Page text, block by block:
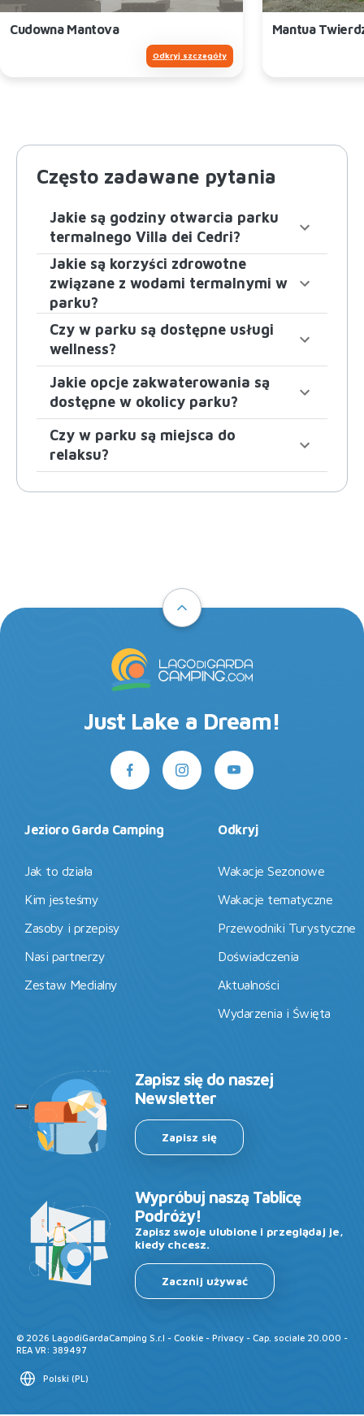
Cudowna Mantova
Odkryj szczegóły
Mantua
Często zadawane pytania
Jakie są godziny otwarcia parku
termalnego Villa dei Cedri?
Jakie są korzyści zdrowotne
związane z wodami termalnymi w
parku?
Czy w parku są dostępne usługi
wellness?
Jakie opcje zakwaterowania są
dostępne w okolicy parku?
Czy w parku są miejsca do
relaksu?
Just Lake a Dream!
Jezioro Garda Camping
Jak to działa
Kim jesteśmy
Zasoby i przepisy
Nasi partnerzy
Zestaw Medialny
Odkryj
Wakacje Sezonowe
Wakacje tematyczne
Przewodniki Turystyczne
Doświadczenia
Aktualności
Wydarzenia i Święta
Zapisz się do naszej
Newsletter
Zapisz się
Wypróbuj naszą Tablicę
Podróży!
Zapisz swoje ulubione i przeglądaj je,
kiedy chcesz.
Zacznij używać
© 2026 LagodiGardaCamping S.r.l - Cookie - Privacy - Cap. sociale 20.000 -
REA VR: 389497
Polski (PL)